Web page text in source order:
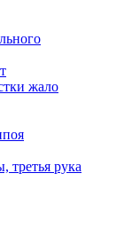
жало
третья рука